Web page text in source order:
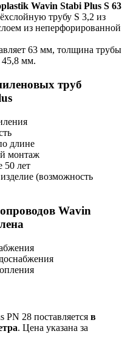
Wavin Stabi Plus S 63
трубу S 3,2 из
из неперфорированной
63 мм, толщина трубы
мм.
труб
длине
монтаж
50 лет
(возможность
Wavin
PN 28 поставляется в
. Цена указана за